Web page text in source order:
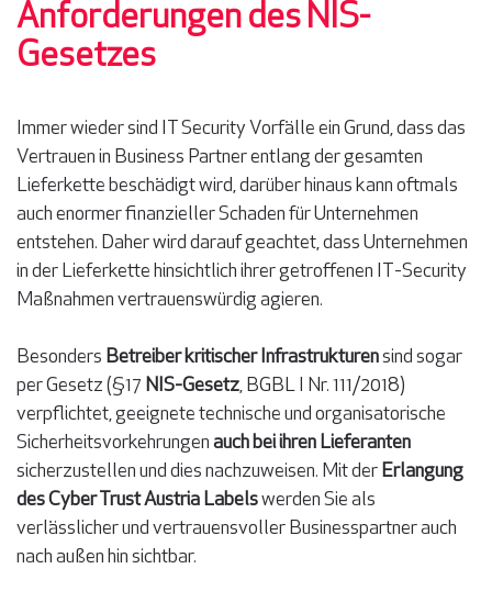
Anforderungen des NIS-
Gesetzes
Immer wieder sind IT Security Vorfälle ein Grund, dass das
Vertrauen in Business Partner entlang der gesamten
Lieferkette beschädigt wird, darüber hinaus kann oftmals
auch enormer finanzieller Schaden für Unternehmen
entstehen. Daher wird darauf geachtet, dass Unternehmen
in der Lieferkette hinsichtlich ihrer getroffenen IT-Security
Maßnahmen vertrauenswürdig agieren.
Besonders Betreiber kritischer Infrastrukturensind sogar
per Gesetz (§17 NIS-Gesetz, BGBL I Nr. 111/2018)
verpflichtet, geeignete technische und organisatorische
Sicherheitsvorkehrungen auch bei ihren Lieferanten
sicherzustellen und dies nachzuweisen. Mit der Erlangung
des Cyber Trust Austria Labelswerden Sie als
verlässlicher und vertrauensvoller Businesspartner auch
nach außen hin sichtbar.